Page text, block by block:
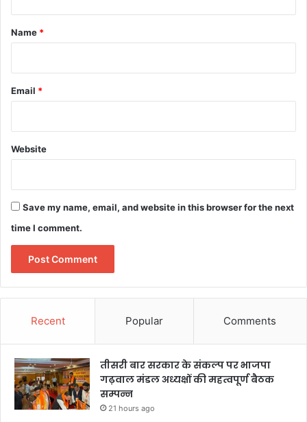
*
Name *
Email *
Website
Save my name, email, and website in this browser for the next
time I comment.
Recent Popular Comments
तीसरी बार सरकार के संकल्प पर भाजपा
गढ़वाल मंडल अध्यक्षों की महत्वपूर्ण बैठक
सम्पन्न
21 hours ago